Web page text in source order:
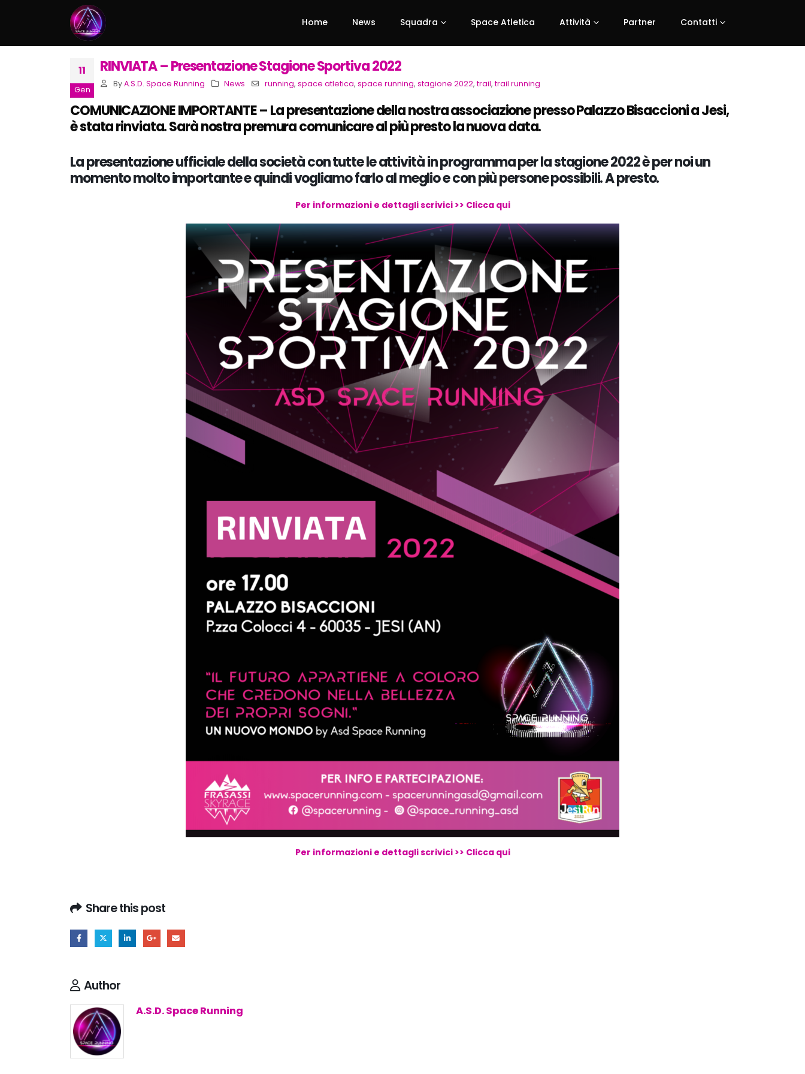
Home News Squadra Space Atletica Attività Partner Contatti
11
Gen
RINVIATA – Presentazione Stagione Sportiva 2022
By A.S.D. Space Running News running, space atletica, space running, stagione 2022, trail, trail running
COMUNICAZIONE IMPORTANTE – La presentazione della nostra associazione presso Palazzo Bisaccioni a Jesi,
è stata rinviata. Sarà nostra premura comunicare al più presto la nuova data.
La presentazione ufficiale della società con tutte le attività in programma per la stagione 2022è per noi un
momento molto importante e quindi vogliamo farlo al meglio e con più persone possibili. A presto.
Per informazioni e dettagli scrivici >> Clicca qui
Per informazioni e dettagli scrivici >> Clicca qui
Share this post
Author
A.S.D. Space Running